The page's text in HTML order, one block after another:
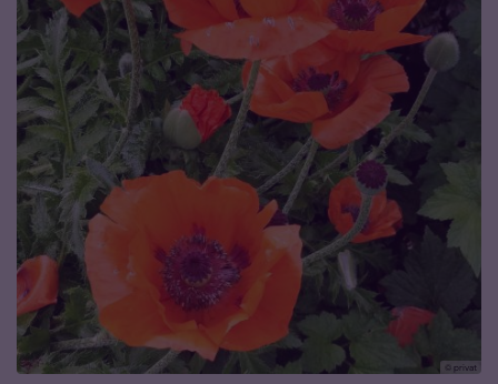
© privat